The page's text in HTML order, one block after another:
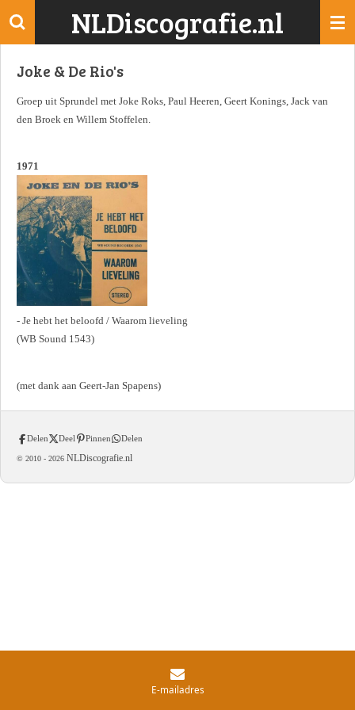
Ga
de
NLDiscografie.nl
Joke & De Rio's
Groep uit Sprundel met Joke Roks, Paul Heeren, Geert Konings, Jack van
den Broek en Willem Stoffelen.
1971
- Je hebt het beloofd / Waarom lieveling
(WB Sound 1543)
(met dank aan Geert-Jan Spapens)
Delen Deel Pinnen Delen
© 2010 - 2026 NLDiscografie.nl
E-mailadres